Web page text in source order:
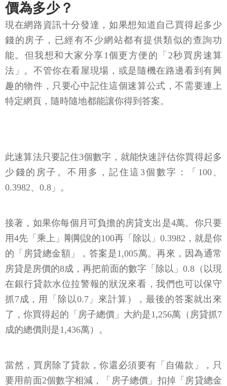
價為多少？
現在網路資訊十分發達，如果想知道自己買得起多少
錢的房子，已經有不少網站都有提供類似的查詢功
能。但我想和大家分享1個更方便的「2秒買房速算
法」。不管你在看屋現場，或是隨機在路邊看到有興
趣的物件，只要心中記住這個速算公式，不需要連上
特定網頁，隨時隨地都能讓你得到答案。
此速算法只要記住3個數字，就能快速評估你買得起多
少錢的房子。不用多，記住這3個數字：「100、
0.3982、0.8」。
接著，如果你每個月可負擔的房貸支出是4萬。你只要
用4先「乘上」剛剛說的100再「除以」0.3982，就是你
的「房貸總金額」，答案是1,005萬。再來，因為通常
房貸是房價的8成，再把前面的數字「除以」0.8（以現
在銀行貸款水位拉警報的狀況來看，我們也可以保守
抓7成，用「除以0.7」來計算），最後的答案就出來
了，你買得起的「房子總價」大約是1,256萬（房貸抓7
成的總價則是1,436萬）。
當然，買房除了貸款，你還必須要有「自備款」，只
要用前面2個數字相減，「房子總價」扣掉「房貸總金